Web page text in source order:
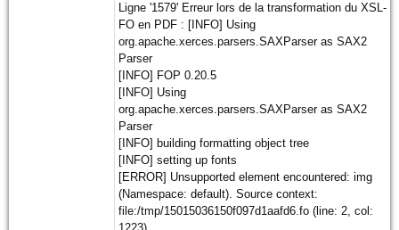
Ligne '1579' Erreur lors de la transformation du XSL-
FO en PDF : [INFO] Using
org.apache.xerces.parsers.SAXParser as SAX2
Parser
[INFO] FOP 0.20.5
[INFO] Using
org.apache.xerces.parsers.SAXParser as SAX2
Parser
[INFO] building formatting object tree
[INFO] setting up fonts
[ERROR] Unsupported element encountered: img
(Namespace: default). Source context:
file:/tmp/15015036150f097d1aafd6.fo (line: 2, col: